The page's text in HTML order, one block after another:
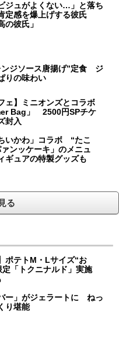
ジュがよくない…」と落ち
感を爆上げする彼氏
の彼氏」
ンジソース唐揚げ”定食 ジ
りの味わい
ェ】ミニオンズとコラボ
Bag」 2500円SPチケ
封入
いかわ」コラボ “たこ
ンッケーキ」のメニュ
ュアの特製グッズも
る
ポテトM・Lサイズ“お
「トクニナルド」実施
ー」がジェラートに ねっ
り堪能